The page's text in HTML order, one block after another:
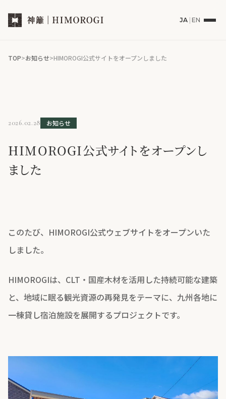
JA EN
TOP お知らせ HIMOROGI公式サイトをオープンしました
2026.02.28 お知らせ
HIMOROGI公式サイトをオープンし
ました
このたび、HIMOROGI公式ウェブサイトをオープンいた
しました。
HIMOROGIは、CLT・国産木材を活用した持続可能な建築
と、地域に眠る観光資源の再発見をテーマに、九州各地に
一棟貸し宿泊施設を展開するプロジェクトです。